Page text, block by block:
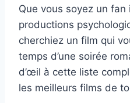
Que vous soyez un
productions
cherchiez un film qui
temps d’une soirée
d’œil à cette liste
les meilleurs films de